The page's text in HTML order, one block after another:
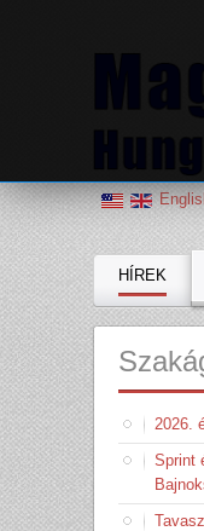
HÍREK
2026.
Sprint